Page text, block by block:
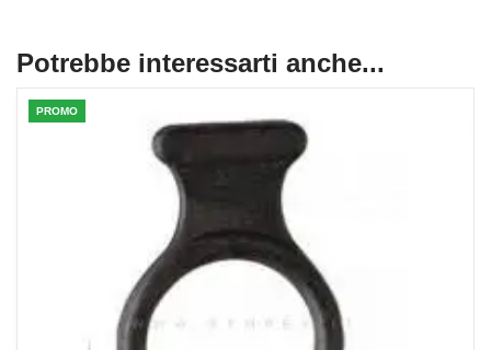
Potrebbe interessarti anche...
PROMO